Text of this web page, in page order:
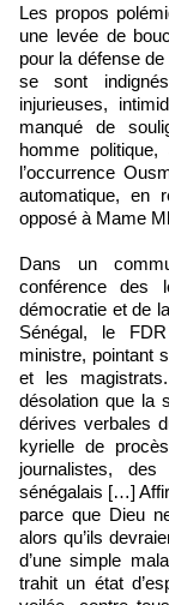
Les propos polémiques du chef du Gouvernement ont suscité
une levée de
pour la défense
se sont
injurieuses,
manqué de
homme
l’occurrence
automatique, en
opposé à Mame
Dans un
conférence des
démocratie et de
Sénégal, le
ministre, pointant
et les
désolation que la
dérives verbales
kyrielle de
journalistes,
sénégalais […]
parce que Dieu
alors qu’ils
d’une simple
trahit un état